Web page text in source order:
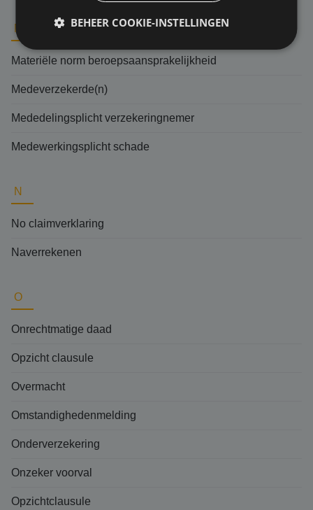
M
Materiële norm beroepsaansprakelijkheid
Medeverzekerde(n)
Mededelingsplicht verzekeringnemer
Medewerkingsplicht schade
N
No claimverklaring
Naverrekenen
O
Onrechtmatige daad
Opzicht clausule
Overmacht
Omstandighedenmelding
Onderverzekering
Onzeker voorval
Opzichtclausule
BEHEER COOKIE-INSTELLINGEN